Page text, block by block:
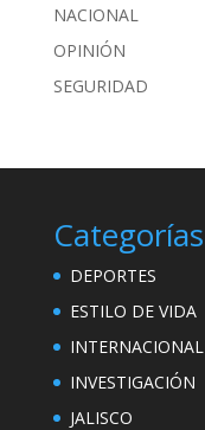
NACIONAL
OPINIÓN
SEGURIDAD
Categorías
DEPORTES
ESTILO DE VIDA
INTERNACIONAL
INVESTIGACIÓN
JALISCO